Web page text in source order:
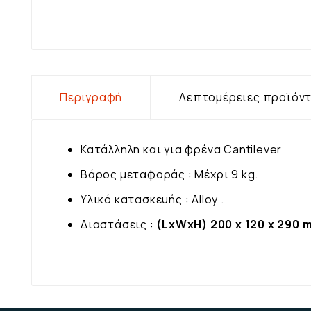
Περιγραφή Λεπτομέρειες
Κατάλληλη και για φρένα Cantilever
Βάρος μεταφοράς : Μέχρι 9 kg.
Υλικό κατασκευής : Alloy .
Διαστάσεις : (LxWxH) 200 x 120 x 290